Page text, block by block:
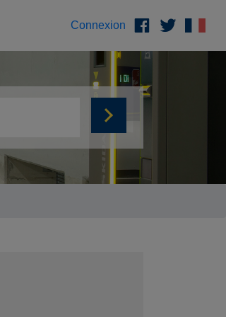
Connexion